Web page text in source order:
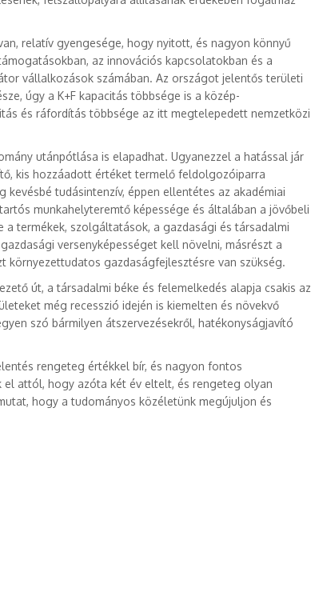
relatív gyengesége, hogy nyitott, és nagyon könnyű
az innovációs kapcsolatokban és a
vállalkozások számában. Az országot jelentős területi
úgy a K+F kapacitás többsége is a közép-
és ráfordítás többsége az itt megtelepedett nemzetközi
utánpótlása is elapadhat. Ugyanezzel a hatással jár
kis hozzáadott értéket termelő feldolgozóiparra
tudásintenzív, éppen ellentétes az akadémiai
munkahelyteremtő képessége és általában a jövőbeli
termékek, szolgáltatások, a gazdasági és társadalmi
versenyképességet kell növelni, másrészt a
környezettudatos gazdaságfejlesztésre van szükség.
út, a társadalmi béke és felemelkedés alapja csakis az
még recesszió idején is kiemelten és növekvő
szó bármilyen átszervezésekről, hatékonyságjavító
rengeteg értékkel bír, és nagyon fontos
attól, hogy azóta két év eltelt, és rengeteg olyan
hogy a tudományos közéletünk megújuljon és